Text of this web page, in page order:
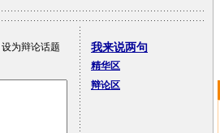
设为辩论话题
我来说两句
精华区
辩论区